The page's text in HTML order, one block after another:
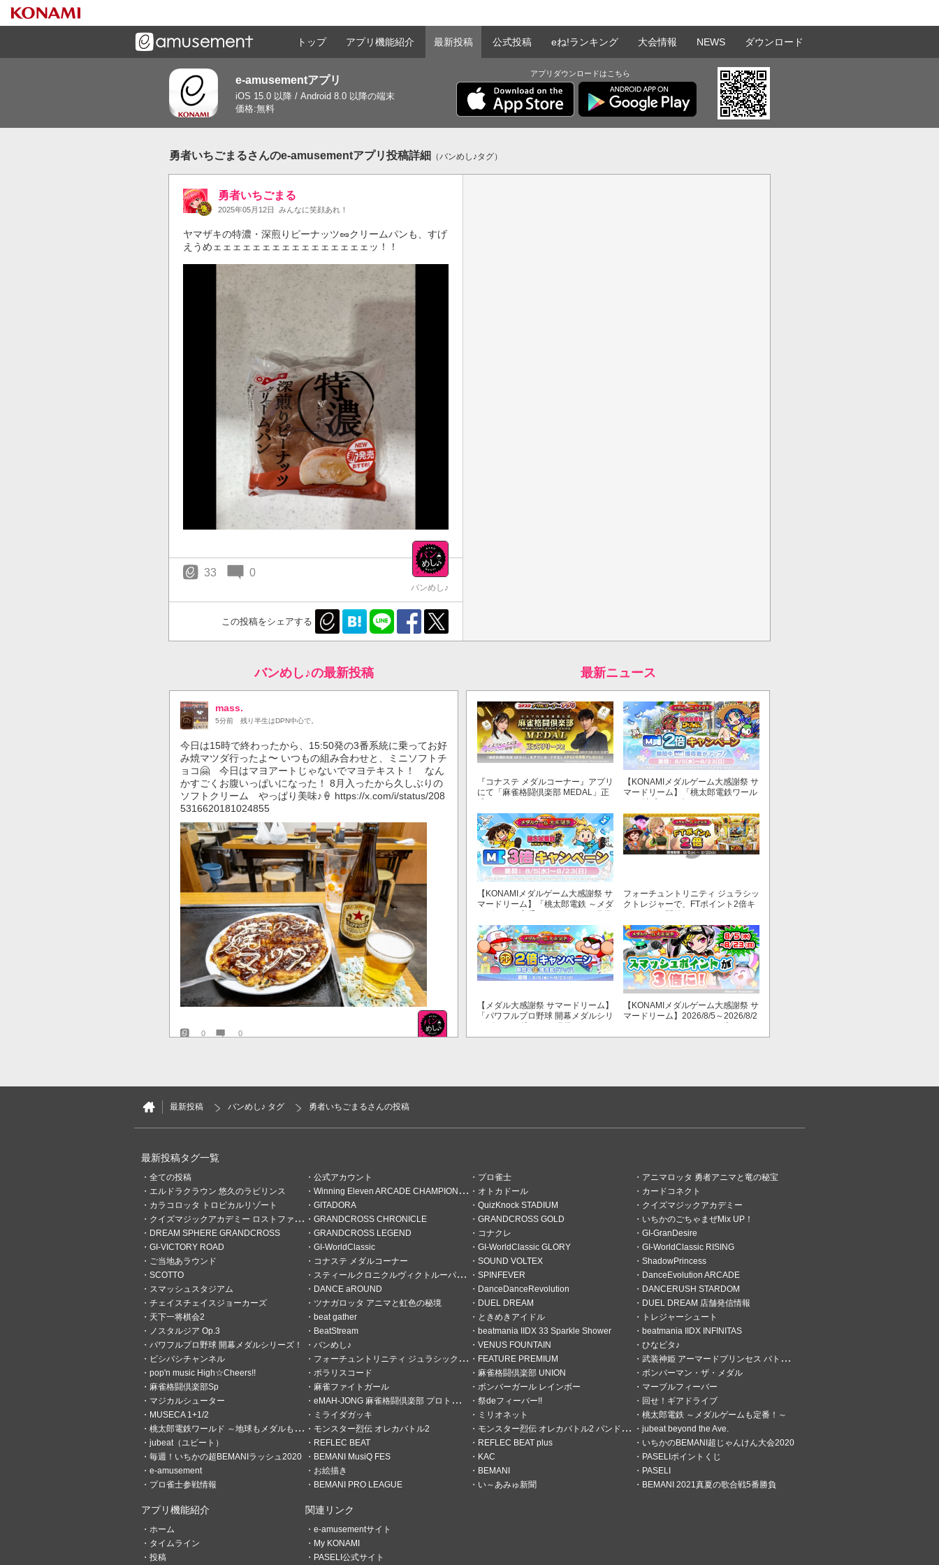
ゲームと連携したコミュニケーションアプリで
トップ アプリ機能紹介 最新投稿 公式投稿 eね!ランキング 大会情報 NEWS ダウンロード
e-amusementアプリ
iOS 15.0 以降 / Android 8.0 以降の端末
価格:無料
アプリダウンロードはこちら
勇者いちごまるさんのe-amusementアプリ投稿詳細 （バンめし♪タグ）
勇者いちごまる
2025年05月12日 みんなに笑顔あれ！
ヤマザキの特濃・深煎りピーナッツ🥜クリームパンも、すげ
えうめェェェェェェェェェェェェェェェェッ！！
33 0
バンめし♪
この投稿をシェアする
バンめし♪の最新投稿
mass.
5分前 残り半生はDPN中心で。
今日は15時で終わったから、15:50発の3番系統に乗ってお好
み焼マツダ行ったよ〜 いつもの組み合わせと、ミニソフトチ
ョコ🤗 今日はマヨアートじゃないでマヨテキスト！ なん
かすごくお腹いっぱいになった！ 8月入ったから久しぶりの
ソフトクリーム やっぱり美味♪🍦 https://x.com/i/status/208
5316620181024855
0 0
🍚
ミリエル＠オヅの理系使い
2時間前
大分駅の中にあるフードコートでバンめし。
最新ニュース
『コナステ メダルコーナー』アプリ
にて「麻雀格闘倶楽部 MEDAL」正
【KONAMIメダルゲーム大感謝祭 サ
マードリーム】「桃太郎電鉄ワール
～」でマイル獲得数が2倍！
【KONAMIメダルゲーム大感謝祭 サ
マードリーム】「桃太郎電鉄 ～メダ
数が3倍！
フォーチュントリニティ ジュラシッ
クトレジャーで、FTポイント2倍キ
【メダル大感謝祭 サマードリーム】
「パワフルプロ野球 開幕メダルシリ
が2倍！
【KONAMIメダルゲーム大感謝祭 サ
マードリーム】2026/8/5～2026/8/2
最新投稿 バンめし♪ タグ 勇者いちごまるさんの投稿
最新投稿タグ一覧
全ての投稿 公式アカウント プロ雀士
アニマロッタ 勇者アニマと竜の秘宝
エルドラクラウン 悠久のラビリンス
Winning Eleven ARCADE CHAMPIONSHIP オトカドール
カードコネクト
カラコロッタ トロピカルリゾート
GITADORA QuizKnock STADIUM
クイズマジックアカデミー
クイズマジックアカデミー ロストファンタリウム
GRANDCROSS CHRONICLE GRANDCROSS GOLD
いちかのごちゃまぜMix UP！
DREAM SPHERE GRANDCROSS
GRANDCROSS LEGEND コナクレ
GI-GranDesire
GI-VICTORY ROAD
GI-WorldClassic GI-WorldClassic GLORY
GI-WorldClassic RISING
ご当地あラウンド
コナステ メダルコーナー SOUND VOLTEX
ShadowPrincess
SCOTTO
スティールクロニクルヴィクトルーパーズ SPINFEVER
DanceEvolution ARCADE
スマッシュスタジアム
DANCE aROUND DanceDanceRevolution
DANCERUSH STARDOM
チェイスチェイスジョーカーズ
ツナガロッタ アニマと虹色の秘境 DUEL DREAM
DUEL DREAM 店舗発信情報
天下一将棋会2
beat gather ときめきアイドル
トレジャーシュート
ノスタルジア Op.3
BeatStream beatmania IIDX 33 Sparkle Shower
beatmania IIDX INFINITAS
パワフルプロ野球 開幕メダルシリーズ！
バンめし♪ VENUS FOUNTAIN
ひなビタ♪
ビシバシチャンネル
フォーチュントリニティ ジュラシックトレジャー FEATURE PREMIUM
武装神姫 アーマードプリンセス バトルコンダクター
pop'n music High☆Cheers!!
ポラリスコード 麻雀格闘倶楽部 UNION
ボンバーマン・ザ・メダル
麻雀格闘倶楽部Sp
麻雀ファイトガール ボンバーガール レインボー
マーブルフィーバー
マジカルシューター
eMAH-JONG 麻雀格闘倶楽部 プロトーナメント 祭deフィーバー!!
回せ！ギアドライブ
MUSECA 1+1/2
ミライダガッキ ミリオネット
桃太郎電鉄 ～メダルゲームも定番！～
桃太郎電鉄ワールド ～地球もメダルもまわってる！～
モンスター烈伝 オレカバトル2 モンスター烈伝 オレカバトル2 パンドラのメダル
jubeat beyond the Ave.
jubeat（ユビート）
REFLEC BEAT REFLEC BEAT plus
いちかのBEMANI超じゃんけん大会2020
毎週！いちかの超BEMANIラッシュ2020
BEMANI MusiQ FES KAC
PASELIポイントくじ
e-amusement
お絵描き BEMANI
PASELI
プロ雀士参戦情報
BEMANI PRO LEAGUE い～あみゅ新聞 BEMANI 2021真夏の歌合戦5番勝負
アプリ機能紹介
ホーム
タイムライン
投稿
関連リンク
e-amusementサイト
My KONAMI
PASELI公式サイト